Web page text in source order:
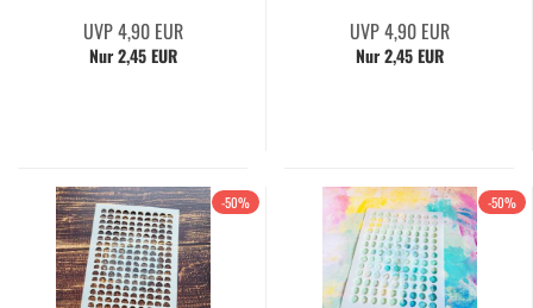
UVP 4,90 EUR
Nur 2,45 EUR
UVP 4,90 EUR
Nur 2,45 EUR
-50% -50%